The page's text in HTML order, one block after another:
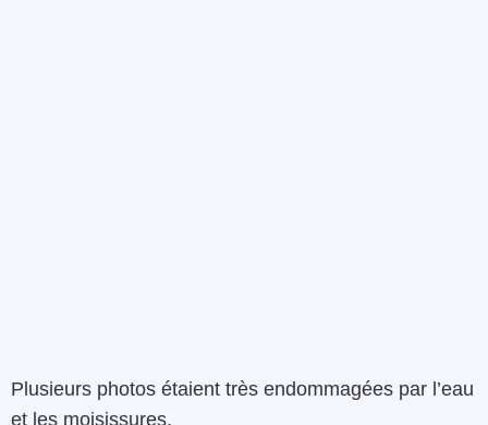
Plusieurs photos étaient très endommagées par l’eau
et les moisissures.